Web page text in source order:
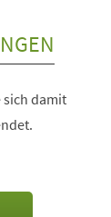
sich damit